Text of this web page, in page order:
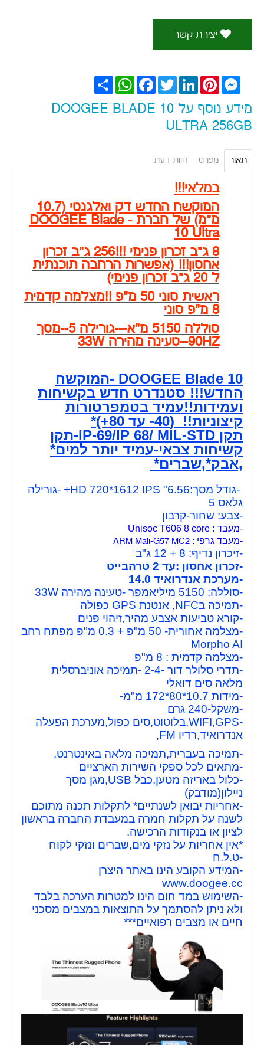
יצירת קשר
שתף
WhatsAppFacebook TwitterLinkedInPinterest
Messenger
מידע נוסף על DOOGEE BLADE 10
ULTRA 256GB
תאור מפרט חוות דעת
במלאי!!!
המוקשח החדש דק ואלגנטי (10.7
מ"מ) של חברת - DOOGEE Blade
10 Ultra
8 ג"ב זכרון פנימי !!!256 ג"ב זכרון
אחסון!!! (אפשרות הרחבה תוכנתית
ל 20 ג"ב זכרון פנימי)
ראשית סוני 50 מ"פ !!מצלמה קדמית
8 מ"פ סוני
סוללה 5150 מ"א---גורילה 5--מסך
90HZ--טעינה מהירה 33W
DOOGEE Blade 10 -המוקשח
החדש!!! סטנדרט חדש בקשיחות
ועמידות!!עמיד בטמפרטורות
קיצוניות!! (40- עד 80+)*
תקן IP-69/IP 68/ MIL-STD-תקן
קשיחות צבאי-עמיד יותר למים*
,אבק*,שברים*
-גודל מסך:6.56" HD 720*1612 IPS+ -גורילה
גלאס 5
-צבע: שחור-קרבון
-מעבד : Unisoc T606 8 core
-מעבד גרפי : ARM Mali-G57 MC2
-זיכרון נדיף: 8 + 12 ג"ב
-זכרון אחסון :עד 2 טרהבייט
-מערכת אנדרואיד 14.0
-סוללה: 5150 מיליאמפר -טעינה מהירה 33W
-תמיכה בNFC, אנטנת GPS כפולה
-קורא טביעות אצבע מהיר,זיהוי פנים
-מצלמה אחורית- 50 מ"פ + 0.3 מ"פ מפתח רחב
Morpho AI
-מצלמה קדמית : 8 מ"פ
-תדרי סלולר דור -2-4 -תמיכה אוניברסלית
מלאה סים דואלי
-מידות 10.7*80*172
מ"מ-
-משקל-240 גרם
-WIFI,GPS,בלוטוט,סים כפול,מערכת הפעלה
אנדרואיד,רדיו FM,
-תמיכה בעברית,תמיכה מלאה באינטרנט,
-מתאים לכל ספקי השירות הארציים
-כלול באריזה מטען,כבל USB,מגן מסך
ניילון(מודבק)
-אחריות יבואן לשנתיים* לתקלות תכנה מתוכם
לשנה על תקלות חמרה במעבדת החברה בראשון
לציון או בנקודות הרכישה.
*אין אחריות על נזקי מים,שברים ונזקי לקוח
-ט.ל.ח
-המידע הקובע הינו באתר היצרן
www.doogee.cc
-השימוש במד חום הינו למטרות הערכה בלבד
ולא ניתן להסתמך על התוצאות במצבים מסכני
חיים או מצבים רפואיים***